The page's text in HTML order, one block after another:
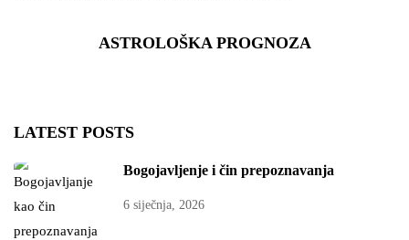
ASTROLOŠKA PROGNOZA
LATEST POSTS
Bogojavljenje i čin prepoznavanja
6 siječnja, 2026